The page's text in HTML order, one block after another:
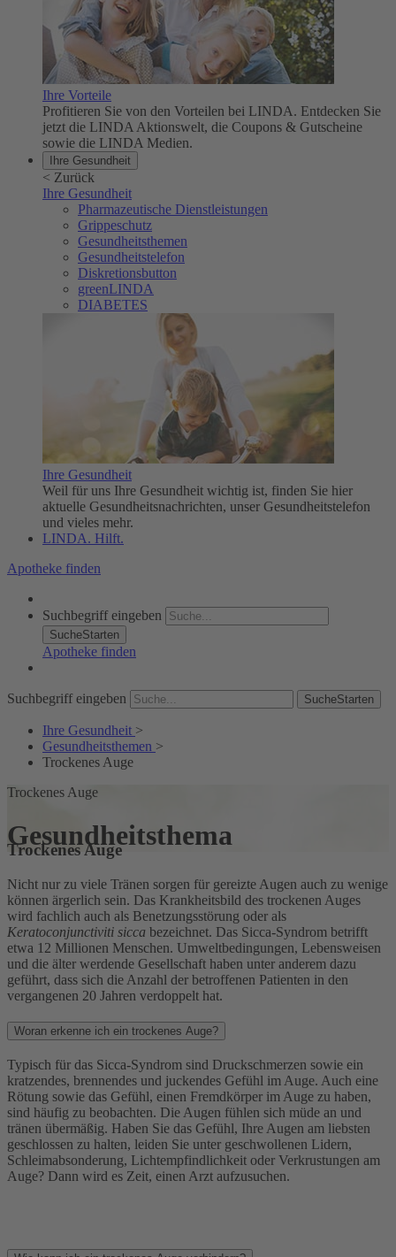
Ihre Vorteile
Profitieren Sie von den Vorteilen bei LINDA. Entdecken Sie
jetzt die LINDA Aktionswelt, die Coupons & Gutscheine
sowie die LINDA Medien.
Ihre Gesundheit
< Zurück
Ihre Gesundheit
Pharmazeutische Dienstleistungen
Grippeschutz
Gesundheitsthemen
Gesundheitstelefon
Diskretionsbutton
greenLINDA
DIABETES
Ihre Gesundheit
Weil für uns Ihre Gesundheit wichtig ist, finden Sie hier
aktuelle Gesundheitsnachrichten, unser Gesundheitstelefon
und vieles mehr.
LINDA. Hilft.
Apotheke finden
Suchbegriff eingeben
SucheStarten
Apotheke finden
Suchbegriff eingeben SucheStarten
Ihre Gesundheit >
Gesundheitsthemen >
Trockenes Auge
Trockenes Auge
Gesundheitsthema
Trockenes Auge
Nicht nur zu viele Tränen sorgen für gereizte Augen auch zu wenige
können ärgerlich sein. Das Krankheitsbild des trockenen Auges
wird fachlich auch als Benetzungsstörung oder als
Keratoconjunctiviti sicca bezeichnet. Das Sicca-Syndrom betrifft
etwa 12 Millionen Menschen. Umweltbedingungen, Lebensweisen
und die älter werdende Gesellschaft haben unter anderem dazu
geführt, dass sich die Anzahl der betroffenen Patienten in den
vergangenen 20 Jahren verdoppelt hat.
Woran erkenne ich ein trockenes Auge?
Typisch für das Sicca-Syndrom sind Druckschmerzen sowie ein
kratzendes, brennendes und juckendes Gefühl im Auge. Auch eine
Rötung sowie das Gefühl, einen Fremdkörper im Auge zu haben,
sind häufig zu beobachten. Die Augen fühlen sich müde an und
tränen übermäßig. Haben Sie das Gefühl, Ihre Augen am liebsten
geschlossen zu halten, leiden Sie unter geschwollenen Lidern,
Schleimabsonderung, Lichtempfindlichkeit oder Verkrustungen am
Auge? Dann wird es Zeit, einen Arzt aufzusuchen.